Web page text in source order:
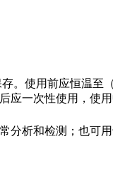
。使用前应恒温至
应一次性使用，使
分析和检测；也可